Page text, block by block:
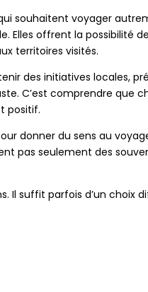
souhaitent voyager
Elles offrent la possibilité
territoires visités.
des initiatives locales,
C’est comprendre que
positif.
donner du sens au
pas seulement des
Il suffit parfois d’un